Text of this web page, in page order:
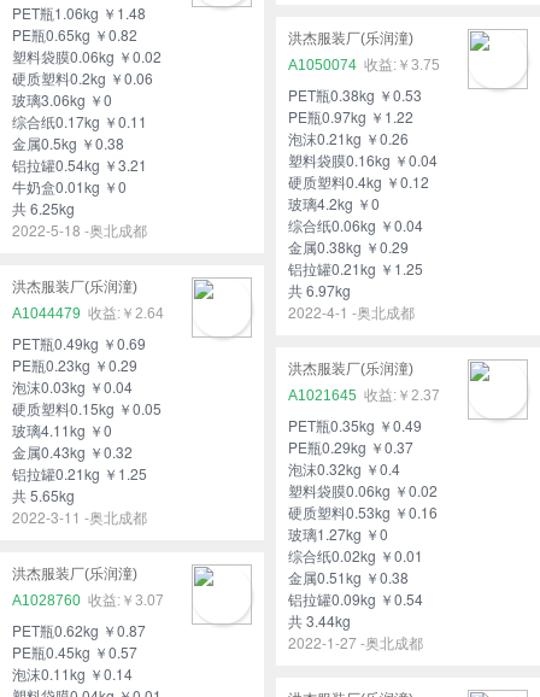
PET瓶1.06kg ￥1.48
PE瓶0.65kg ￥0.82
塑料袋膜0.06kg ￥0.02
硬质塑料0.2kg ￥0.06
玻璃3.06kg ￥0
综合纸0.17kg ￥0.11
金属0.5kg ￥0.38
铝拉罐0.54kg ￥3.21
牛奶盒0.01kg ￥0
共 6.25kg
2022-5-18 -奥北成都
洪杰服装厂(乐润潼)
A1050074
￥3.75
PET瓶0.38kg ￥0.53
PE瓶0.97kg ￥1.22
泡沫0.21kg ￥0.26
塑料袋膜0.16kg ￥0.04
硬质塑料0.4kg ￥0.12
玻璃4.2kg ￥0
综合纸0.06kg ￥0.04
金属0.38kg ￥0.29
铝拉罐0.21kg ￥1.25
共 6.97kg
2022-4-1 -奥北成都
洪杰服装厂(乐润潼)
A1044479
￥2.64
PET瓶0.49kg ￥0.69
PE瓶0.23kg ￥0.29
泡沫0.03kg ￥0.04
硬质塑料0.15kg ￥0.05
玻璃4.11kg ￥0
金属0.43kg ￥0.32
铝拉罐0.21kg ￥1.25
共 5.65kg
2022-3-11 -奥北成都
洪杰服装厂(乐润潼)
A1021645
￥2.37
PET瓶0.35kg ￥0.49
PE瓶0.29kg ￥0.37
泡沫0.32kg ￥0.4
塑料袋膜0.06kg ￥0.02
硬质塑料0.53kg ￥0.16
玻璃1.27kg ￥0
综合纸0.02kg ￥0.01
金属0.51kg ￥0.38
铝拉罐0.09kg ￥0.54
共 3.44kg
2022-1-27 -奥北成都
洪杰服装厂(乐润潼)
A1028760
￥3.07
PET瓶0.62kg ￥0.87
PE瓶0.45kg ￥0.57
泡沫0.11kg ￥0.14